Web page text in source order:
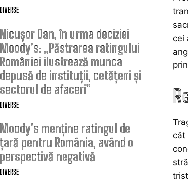
DIVERSE
Nicușor Dan, în urma deciziei
Moody’s: „Păstrarea ratingului
României ilustrează munca
depusă de instituții, cetățeni și
sectorul de afaceri”
DIVERSE
Moody’s menține ratingul de
țară pentru România, având o
perspectivă negativă
DIVERSE
cei
cât